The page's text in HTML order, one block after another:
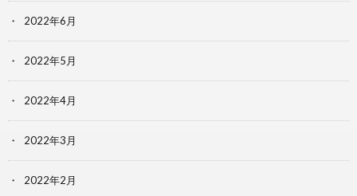
2022年6月
2022年5月
2022年4月
2022年3月
2022年2月